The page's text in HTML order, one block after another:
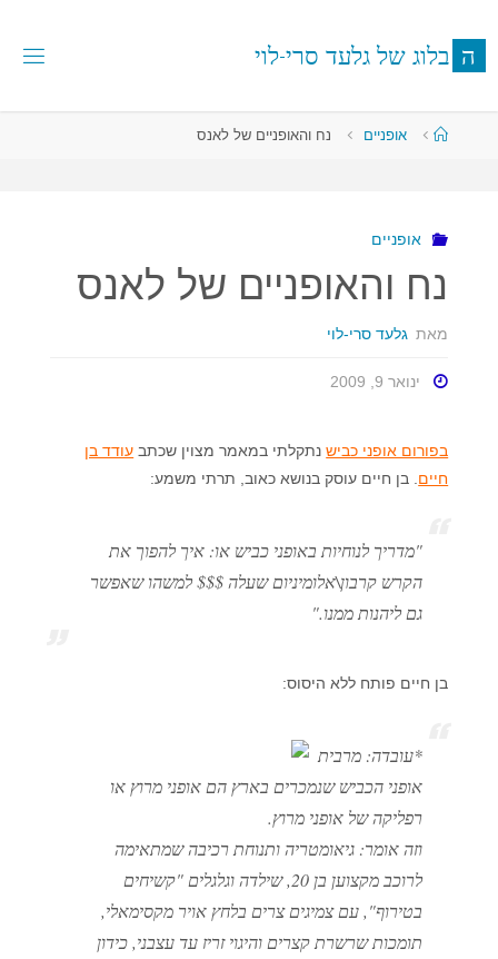
לתוכן
ה בלוג של גלעד סרי-לוי
עמודאופניים נח והאופניים של לאנס
אופניים
נח והאופניים של לאנס
מאת גלעד סרי-לוי
ינואר 9, 2009
בפורום אופני כבישנתקלתי במאמר מצוין שכתב עודד בן
חיים. בן חיים עוסק בנושא כאוב, תרתי משמע:
"מדריך לנוחיות באופני כביש או: איך להפוך את
הקרש קרבון\אלומיניום שעלה $$$ למשהו שאפשר
גם ליהנות ממנו."
בן חיים פותח ללא היסוס:
*עובדה: מרבית
אופני הכביש שנמכרים בארץ הם אופני מרוץ או
רפליקה של אופני מרוץ.
וזה אומר: גיאומטריה ותנוחת רכיבה שמתאימה
לרוכב מקצוען בן 20, שילדה וגלגלים "קשיחים
בטירוף", עם צמיגים צרים בלחץ אויר מקסימאלי,
תומכות שרשרת קצרים והיגוי זריז עד עצבני, כידון